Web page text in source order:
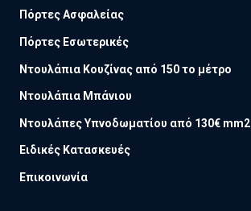
Πόρτες Ασφαλείας
Πόρτες Εσωτερικές
Ντουλάπια Κουζίνας από 150 το μέτρο
Ντουλάπια Μπάνιου
Ντουλάπες Υπνοδωματίου από 130€ mm2
Ειδικές Κατασκευές
Επικοινωνία